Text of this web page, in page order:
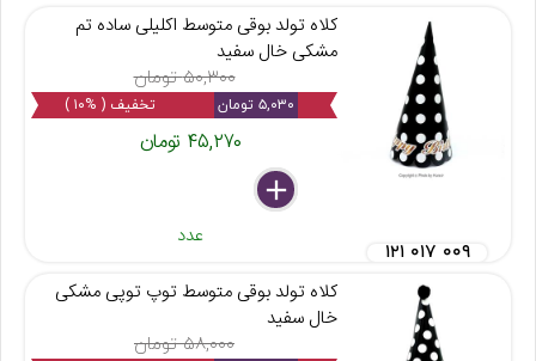
کلاه تولد بوقی متوسط اکلیلی ساده تم
مشکی خال سفید
۵۰,۳۰۰ تومان
۵,۰۳۰ تومان تخفیف ( %۱۰ )
۴۵,۲۷۰ تومان
delete
remove
add
عدد
۱۲۱ ۰۱۷ ۰۰۹
کلاه تولد بوقی متوسط توپ توپی مشکی
خال سفید
۵۸,۰۰۰ تومان